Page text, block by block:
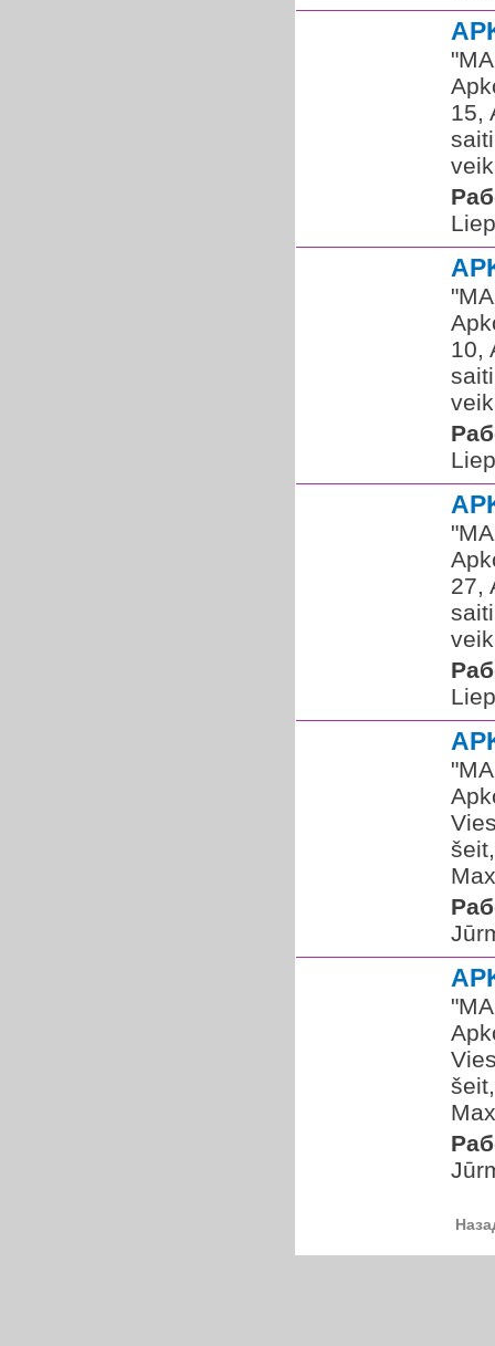
15,
10,
27,